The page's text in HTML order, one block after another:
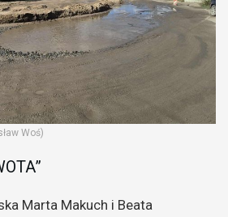
Woś)
Marta Makuch i Beata